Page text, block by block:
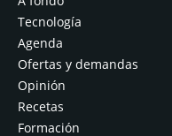
Tecnología
Agenda
Ofertas y demandas
Opinión
Recetas
Formación